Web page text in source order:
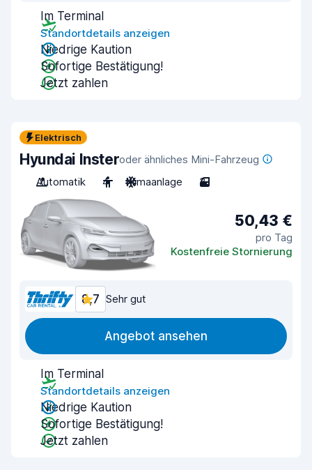
Im Terminal
Standortdetails anzeigen
Niedrige Kaution
Sofortige Bestätigung!
Jetzt zahlen
Elektrisch
Hyundai Insteroder ähnliches Mini-Fahrzeug
Automatik
4 Klimaanlage 3
50,43 €
pro Tag
Kostenfreie Stornierung
8,7 Sehr gut
Angebot ansehen
Im Terminal
Standortdetails anzeigen
Niedrige Kaution
Sofortige Bestätigung!
Jetzt zahlen